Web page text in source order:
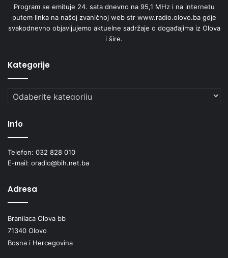
Program se emituje 24. sata dnevno na 95,1 MHz i na internetu
putem linka na našoj zvaničnoj web str www.radio.olovo.ba gdje
svakodnevno objavljujemo aktuelne sadržaje o događajima iz Olova
i šire.
Kategorije
Kategorije
Info
Telefon: 032 828 010
E-mail: oradio@bih.net.ba
Adresa
Branilaca Olova bb
71340 Olovo
Bosna i Hercegovina